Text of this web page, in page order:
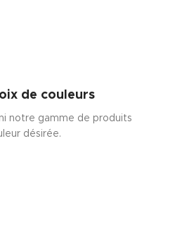
de couleurs
notre gamme de produits
désirée.